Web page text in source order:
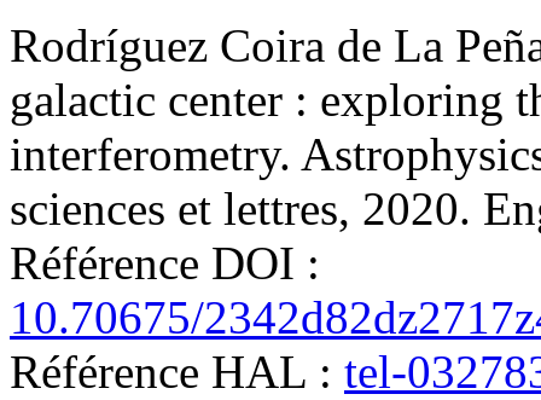
Rodríguez Coira de La
galactic center : exploring
interferometry.
sciences et lettres, 2020.
Référence DOI :
10.70675/
Référence HAL : tel-